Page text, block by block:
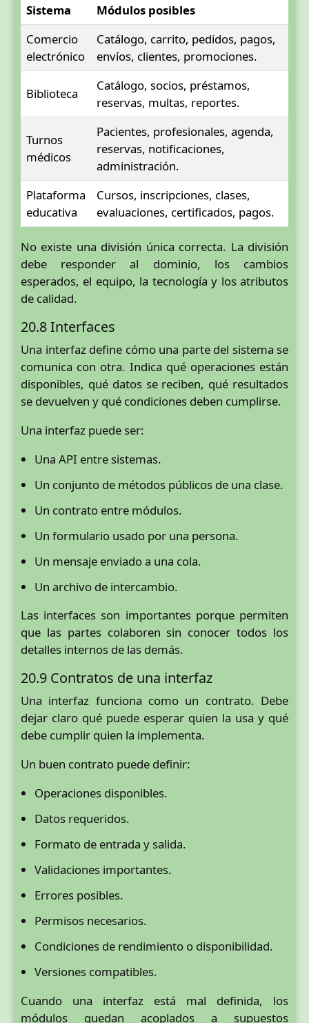
Sistema
Módulos posibles
Comercio
electrónico
Catálogo, carrito, pedidos, pagos,
envíos, clientes, promociones.
Biblioteca
Catálogo, socios, préstamos,
reservas, multas, reportes.
Turnos
médicos
Pacientes, profesionales, agenda,
reservas, notificaciones,
administración.
Plataforma
educativa
Cursos, inscripciones, clases,
evaluaciones, certificados, pagos.
No existe una división única correcta. La división
debe responder al dominio, los cambios
esperados, el equipo, la tecnología y los atributos
de calidad.
20.8 Interfaces
Una interfaz define cómo una parte del sistema se
comunica con otra. Indica qué operaciones están
disponibles, qué datos se reciben, qué resultados
se devuelven y qué condiciones deben cumplirse.
Una interfaz puede ser:
Una API entre sistemas.
Un conjunto de métodos públicos de una clase.
Un contrato entre módulos.
Un formulario usado por una persona.
Un mensaje enviado a una cola.
Un archivo de intercambio.
Las interfaces son importantes porque permiten
que las partes colaboren sin conocer todos los
detalles internos de las demás.
20.9 Contratos de una interfaz
Una interfaz funciona como un contrato. Debe
dejar claro qué puede esperar quien la usa y qué
debe cumplir quien la implementa.
Un buen contrato puede definir:
Operaciones disponibles.
Datos requeridos.
Formato de entrada y salida.
Validaciones importantes.
Errores posibles.
Permisos necesarios.
Condiciones de rendimiento o disponibilidad.
Versiones compatibles.
Cuando una interfaz está mal definida, los
módulos quedan acoplados a supuestos